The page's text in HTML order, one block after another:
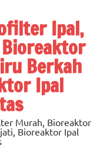
Ipal,
Berkah
Ipal
Murah, Bioreaktor
Bioreaktor Ipal